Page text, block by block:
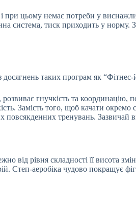
при цьому немає потреби у
система, тиск приходить у норму.
таких програм як
гнучкість та
Замість того, щоб качати
тренувань. Зазвичай
рівня складності її висота
Степ-аеробіка чудово покращує